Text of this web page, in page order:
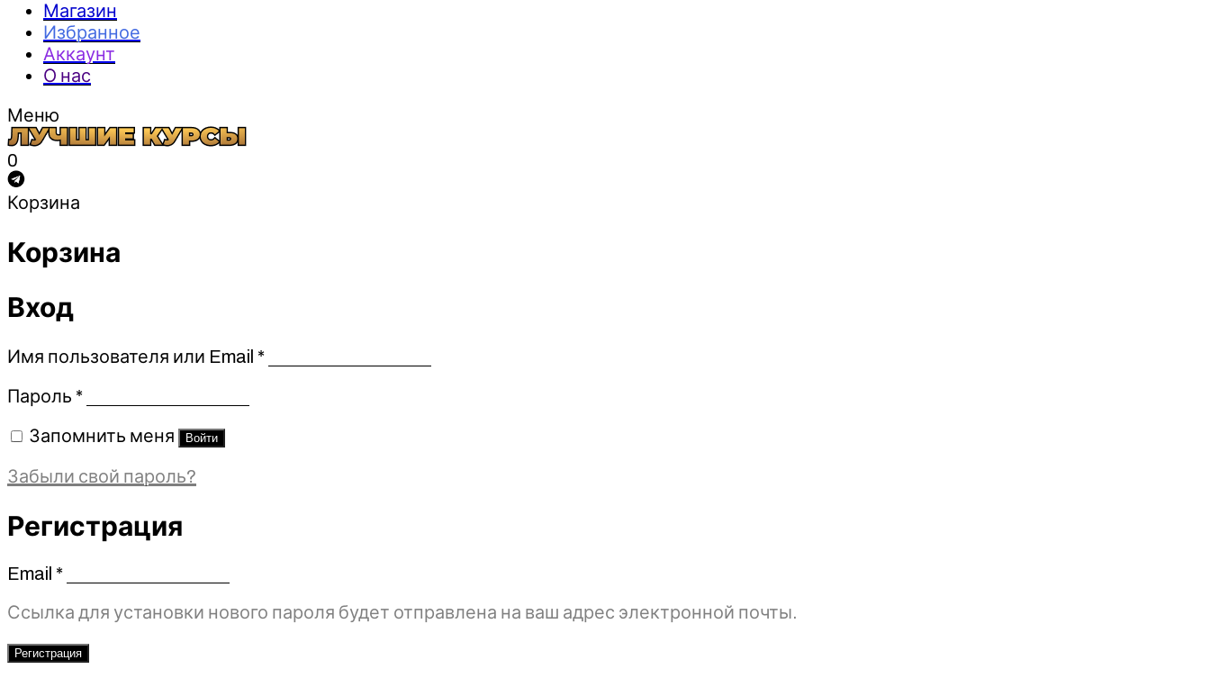
Магазин
Избранное
Аккаунт
О нас
Меню
0
Корзина
Корзина
Вход
Имя пользователя или Email *Обязательно
Пароль *Обязательно
Запомнить меня Войти
Забыли свой пароль?
Регистрация
Email *Обязательно
Ссылка для установки нового пароля будет отправлена ​​на ваш адрес электронной почты.
Регистрация